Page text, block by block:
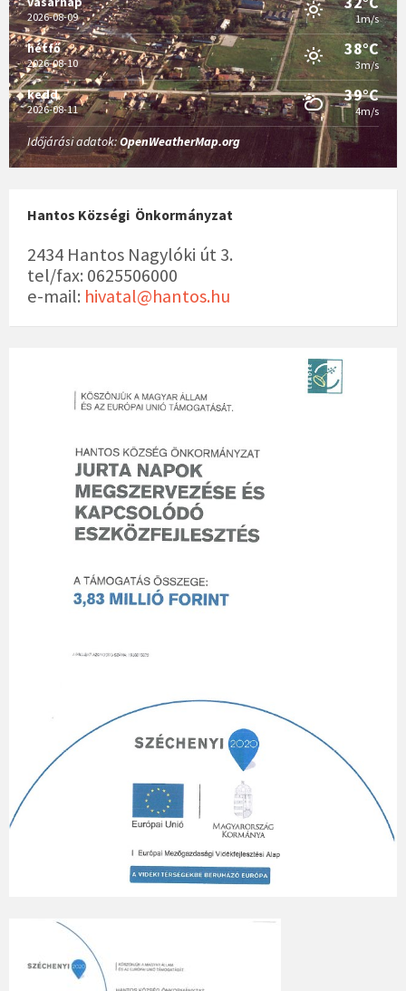
2026-08-09 1m/s
hétfő
2026-08-10
38°C
3m/s
kedd
2026-08-11
39°C
4m/s
Időjárási adatok:OpenWeatherMap.org
Hantos Községi Önkormányzat
2434 Hantos Nagylóki út 3.
tel/fax: 0625506000
e-mail: hivatal@hantos.hu